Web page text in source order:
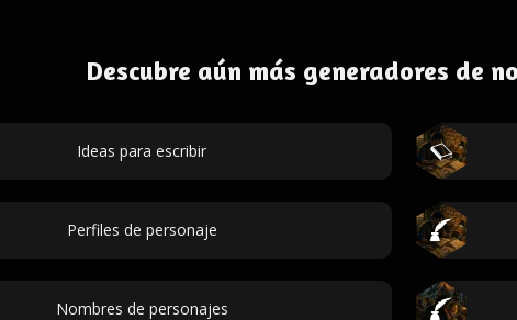
Descubre aún más generadores de
Ideas para escribir
Perfiles de personaje
Nombres de personajes